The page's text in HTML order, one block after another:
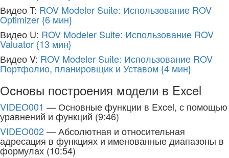
Видео T: ROV Modeler Suite: Использование ROV
Optimizer{6 мин}
Видео U: ROV Modeler Suite: Использование ROV
Valuator{13 мин}
Видео V: ROV Modeler Suite: Использование ROV
Портфолио, планировщик и Уставом{4 мин}
Основы построения модели в Excel
VIDEO001 — Основные функции в Excel, с помощью
уравнений и функций (9:46)
VIDEO002— Абсолютная и относительная
адресация в функциях и именованные диапазоны в
формулах (10:54)